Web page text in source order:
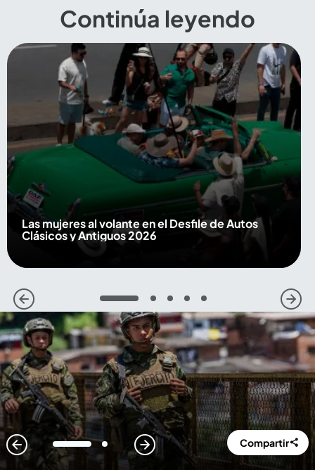
Continúa leyendo
Las mujeres al volante en el Desfile de Autos
Clásicos y Antiguos 2026
1 2 3 4 5
1 2 Compartir